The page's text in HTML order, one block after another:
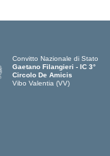
Convitto Nazionale di Stato
Gaetano Filangieri - IC 3°
Circolo De Amicis
Vibo Valentia (VV)